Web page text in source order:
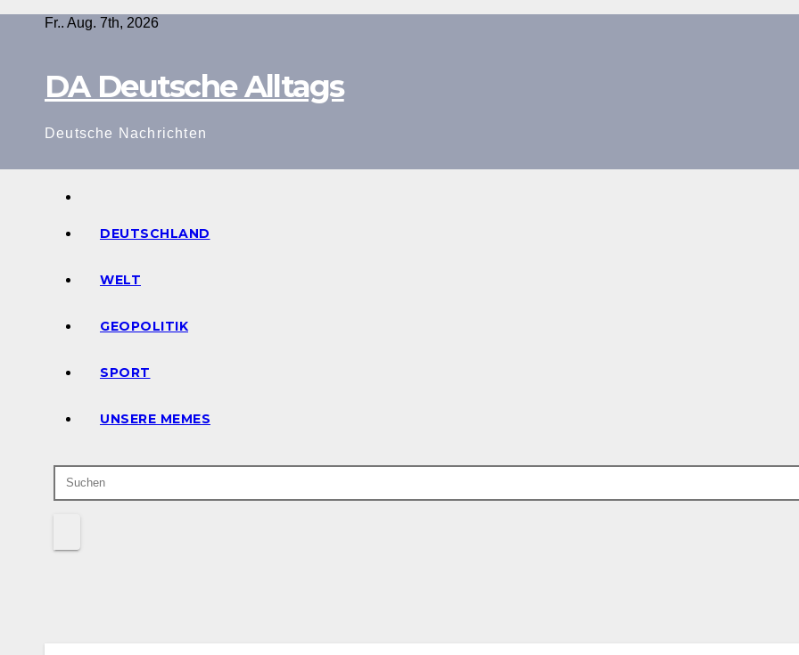
Zum
Fr.. Aug. 7th, 2026
DA Deutsche Alltags
Deutsche Nachrichten
DEUTSCHLAND
WELT
GEOPOLITIK
SPORT
UNSERE MEMES